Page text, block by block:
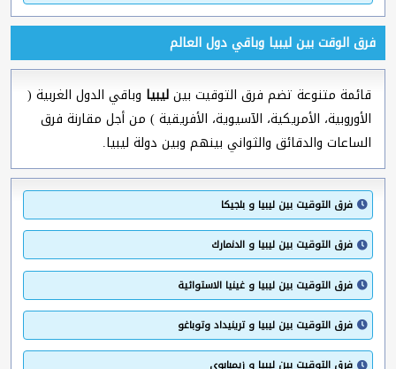
فرق الوقت بين ليبيا وباقي دول العالم
قائمة متنوعة تضم فرق التوقيت بينليبيا وباقي الدول الغربية (
الأوروبية، الأمريكية، الآسيوية، الأفريقية ) من أجل مقارنة فرق
الساعات والدقائق والثواني بينهم وبين دولة ليبيا.
فرق التوقيت بين ليبيا و بلجيكا
فرق التوقيت بين ليبيا و الدنمارك
فرق التوقيت بين ليبيا و غينيا الاستوائية
فرق التوقيت بين ليبيا و ترينيداد وتوباغو
فرق التوقيت بين ليبيا و زيمبابوي